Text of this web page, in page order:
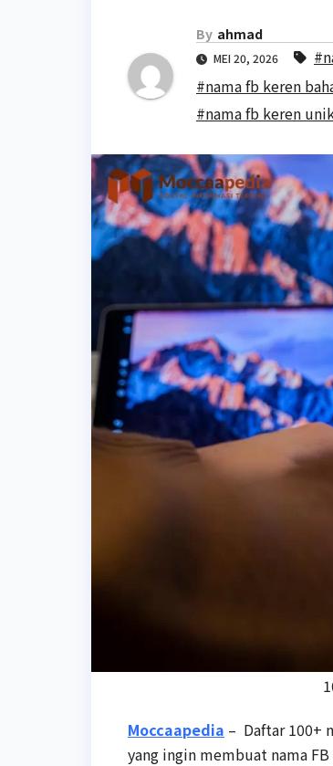
By ahmad
MEI 20, 2026
#nama fb keren
#nama fb keren
Moccaapedia – Daftar 100+
yang ingin membuat nama